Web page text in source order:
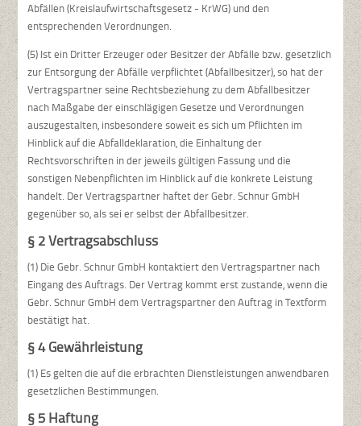
Abfällen (Kreislaufwirtschaftsgesetz - KrWG) und den
entsprechenden Verordnungen.
(5) Ist ein Dritter Erzeuger oder Besitzer der Abfälle bzw. gesetzlich
zur Entsorgung der Abfälle verpflichtet (Abfallbesitzer), so hat der
Vertragspartner seine Rechtsbeziehung zu dem Abfallbesitzer
nach Maßgabe der einschlägigen Gesetze und Verordnungen
auszugestalten, insbesondere soweit es sich um Pflichten im
Hinblick auf die Abfalldeklaration, die Einhaltung der
Rechtsvorschriften in der jeweils gültigen Fassung und die
sonstigen Nebenpflichten im Hinblick auf die konkrete Leistung
handelt. Der Vertragspartner haftet der Gebr. Schnur GmbH
gegenüber so, als sei er selbst der Abfallbesitzer.
§ 2 Vertragsabschluss
(1) Die Gebr. Schnur GmbH kontaktiert den Vertragspartner nach
Eingang des Auftrags. Der Vertrag kommt erst zustande, wenn die
Gebr. Schnur GmbH dem Vertragspartner den Auftrag in Textform
bestätigt hat.
§ 4 Gewährleistung
(1) Es gelten die auf die erbrachten Dienstleistungen anwendbaren
gesetzlichen Bestimmungen.
§ 5 Haftung